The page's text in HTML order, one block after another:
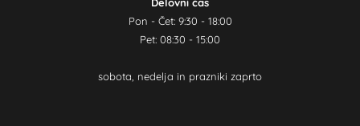
Pon - Čet: 9:30 - 18:00
Pet: 08:30 - 15:00
sobota, nedelja in prazniki zaprto